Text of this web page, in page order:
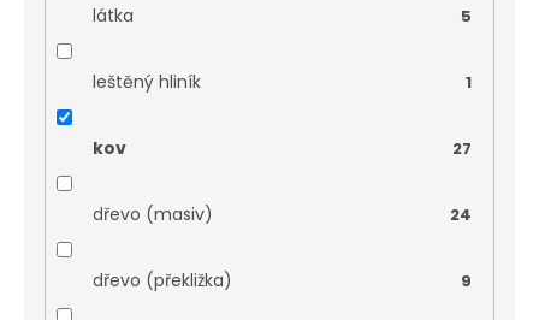
látka 5
leštěný hliník 1
kov 27
dřevo (masiv) 24
dřevo (překližka) 9